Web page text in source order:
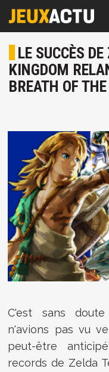
LE SUCCÈS
KINGDOM
BREATH OF
C'est sans
n'avions pas vu
peut-être
records de Zelda